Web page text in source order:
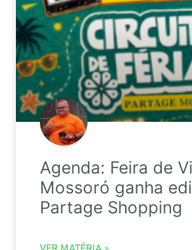
Agenda: Feira de
Mossoró ganha
Partage Shopping